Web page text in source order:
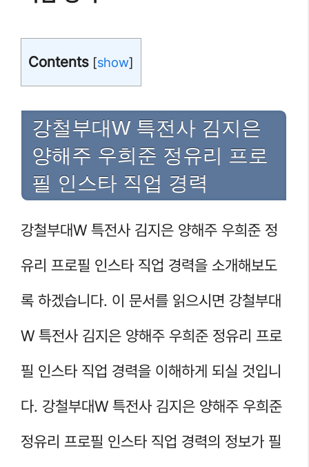
Contents [show]
강철부대W 특전사 김지은
양해주 우희준 정유리 프로
필 인스타 직업 경력
강철부대W 특전사 김지은 양해주 우희준 정
유리 프로필 인스타 직업 경력을 소개해보도
록 하겠습니다. 이 문서를 읽으시면 강철부대
W 특전사 김지은 양해주 우희준 정유리 프로
필 인스타 직업 경력을 이해하게 되실 것입니
다. 강철부대W 특전사 김지은 양해주 우희준
정유리 프로필 인스타 직업 경력의 정보가 필